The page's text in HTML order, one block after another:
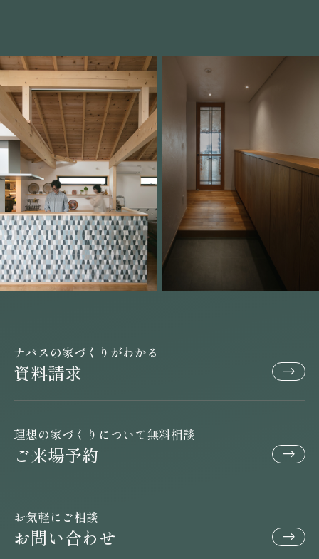
ナパスの家づくりがわかる
資料請求
理想の家づくりについて無料相談
ご来場予約
お気軽にご相談
お問い合わせ